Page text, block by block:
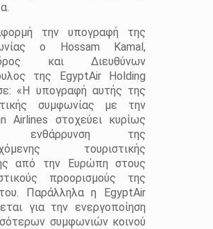
την υπογραφή της
ο Hossam Kamal,
και Διευθύνων
της EgyptAir Holding
«Η υπογραφή αυτής της
συμφωνίας με την
Airlines στοχεύει κυρίως
ενθάρρυνση της
τουριστικής
από την Ευρώπη στους
προορισμούς της
Παράλληλα η EgyptAir
για την ενεργοποίηση
συμφωνιών κοινού